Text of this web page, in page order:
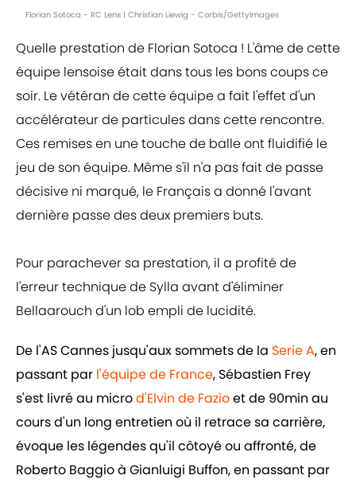
Florian Sotoca - RC Lens | Christian Liewig - Corbis/GettyImages
Quelle prestation de Florian Sotoca ! L'âme de cette
équipe lensoise était dans tous les bons coups ce
soir. Le vétéran de cette équipe a fait l'effet d'un
accélérateur de particules dans cette rencontre.
Ces remises en une touche de balle ont fluidifié le
jeu de son équipe. Même s'il n'a pas fait de passe
décisive ni marqué, le Français a donné l'avant
dernière passe des deux premiers buts.
Pour parachever sa prestation, il a profité de
l'erreur technique de Sylla avant d'éliminer
Bellaarouch d'un lob empli de lucidité.
De l'AS Cannes jusqu'aux sommets de la Serie A, en
passant par l'équipe de France, Sébastien Frey
s'est livré au microd'Elvin de Fazioet de 90min au
cours d'un long entretien où il retrace sa carrière,
évoque les légendes qu'il côtoyé ou affronté, de
Roberto Baggio à Gianluigi Buffon, en passant par